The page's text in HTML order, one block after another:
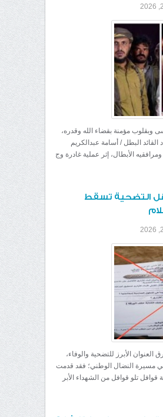
وبقلوب مؤمنة بقضاء الله وقدره،
القائد البطل / أسامة عبدالكريم
الأبطال، إثر عملية غادرة وج
التضحية تسقط
العنوان الأبرز للتضحية والوفاء،
مسيرة النضال الوطني؛ فقد قدمت
قوافل تلو قوافل من الشهداء الأبر